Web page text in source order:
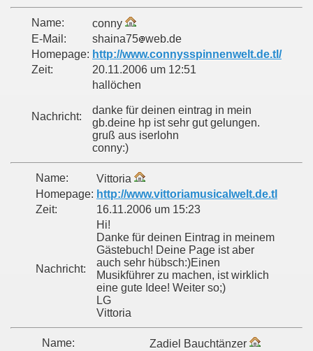
Name:
conny
E-Mail:
shaina75 web.de
Homepage: http://www.connysspinnenwelt.de.tl/
Zeit:
20.11.2006 um 12:51
Nachricht:
hallöchen
danke für deinen eintrag in mein
gb.deine hp ist sehr gut gelungen.
gruß aus iserlohn
conny:)
Name:
Vittoria
Homepage: http://www.vittoriamusicalwelt.de.tl
Zeit:
16.11.2006 um 15:23
Nachricht:
Hi!
Danke für deinen Eintrag in meinem
Gästebuch! Deine Page ist aber
auch sehr hübsch:)Einen
Musikführer zu machen, ist wirklich
eine gute Idee! Weiter so;)
LG
Vittoria
Name:
Zadiel Bauchtänzer